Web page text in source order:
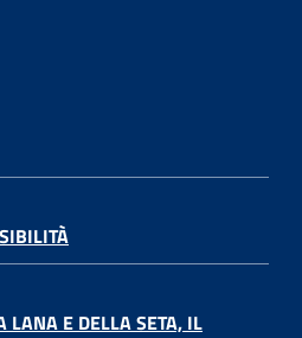
LANA E DELLA SETA, IL